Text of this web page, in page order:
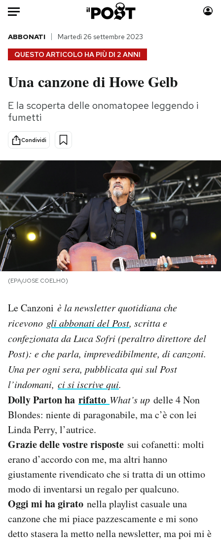
Auto
HOME
Italia
Politica
Internet
Cultura
Sport
Moda
Consumismi
Europa
Altrecose
Mondiali calcio 2026
PODCAST
NEWSLETTER
I MIEI PREFERITI
SHOP
CALENDARIO
AREA PERSONALE
Area Personale
Newsletter
Regala il Post
Hai bisogno di aiuto?
Esci
QUESTO ARTICOLO HA PIÙ DI 2 ANNI
ABBONATI Martedì 26 settembre 2023
Una canzone di Howe Gelb
E la scoperta delle onomatopee leggendo i
fumetti
Condividi
(EPA/JOSE COELHO)
Le Canzoni è la newsletter quotidiana che
ricevono gli abbonati del Post, scritta e
confezionata da Luca Sofri (peraltro direttore del
Post): e che parla, imprevedibilmente, di canzoni.
Una per ogni sera, pubblicata qui sul Post
l’indomani, ci si iscrive qui.
Dolly Parton ha rifatto What’s up delle 4 Non
Blondes: niente di paragonabile, ma c’è con lei
Linda Perry, l’autrice.
Grazie delle vostre risposte sui cofanetti: molti
erano d’accordo con me, ma altri hanno
giustamente rivendicato che si tratta di un ottimo
modo di inventarsi un regalo per qualcuno.
Oggi mi ha girato nella playlist casuale una
canzone che mi piace pazzescamente e mi sono
detto stasera la metto nella newsletter, ma poi mi è